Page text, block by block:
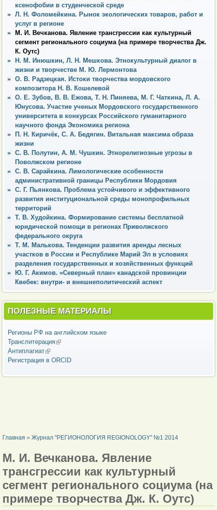
ксенофобии в студенческой среде
Л. Н. Фоломейкина. Рынок экологических товаров, работ и
услуг в регионе
М. И. Вечканова. Явление трансгрессии как культурный
сегмент регионального социума (на примере творчества Дж.
К. Оутс)
Н. М. Инюшкин, Л. Н. Мешкова. Этнокультурный диалог в
жизни и творчестве М. Ю. Лермонтова
О. В. Радзецкая. Истоки творчества мордовского
композитора Н. В. Кошелевой
О. Е. Зубов, В. В. Ежова, Т. Н. Пиняева, М. Г. Чаткина, Л. А.
Юнусова. Участие ученых Мордовского государственного
университета в конкурсах Российского гуманитарного
научного фонда Экономика региона
П. Н. Киричёк, С. А. Бедягин. Витальная максима образа
жизни
С. В. Полутин, А. М. Чушкин. Этнорелигиозные угрозы в
Поволжском регионе
С. В. Сарайкина. Лимологические особенности
административной границы Республики Мордовия
С. Г. Пьянкова. Проблема устойчивого и эффективного
развития институциональной среды монопрофильных
территорий
Т. В. Худойкина. Формирование системы бесплатной
юридической помощи в регионах Приволжского
федерального округа
Т. М. Малькова. Тенденции развития аренды лесных
участков в России и Республике Марий Эл в условиях
разделения государственных и хозяйственных функций
Ю. Г. Акимов. «Северный план» канадской провинции
Квебек: внутри- и внешнеполитический аспект
ПОЛЕЗНЫЕ МАТЕРИАЛЫ
Регионы РФ на английском языке
Транслитерация(внешняя ссылка)
Антиплагиат(внешняя ссылка)
Регистрация в ORCID
ВЫ ЗДЕСЬ
Главная » Журнал "РЕГИОНОЛОГИЯ REGIONOLOGY" №1 2014
М. И. Вечканова. Явление
трансгрессии как культурный
сегмент регионального социума (на
примере творчества Дж. К. Оутс)